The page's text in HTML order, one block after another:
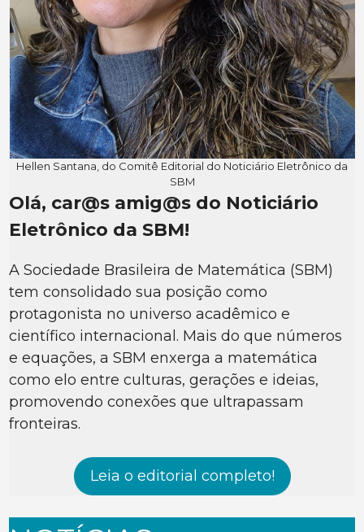
Hellen Santana, do Comitê Editorial do Noticiário Eletrônico da
SBM
Olá, car@s amig@s do Noticiário
Eletrônico da SBM!
A Sociedade Brasileira de Matemática (SBM)
tem consolidado sua posição como
protagonista no universo acadêmico e
científico internacional. Mais do que números
e equações, a SBM enxerga a matemática
como elo entre culturas, gerações e ideias,
promovendo conexões que ultrapassam
fronteiras.
Leia o editorial completo!